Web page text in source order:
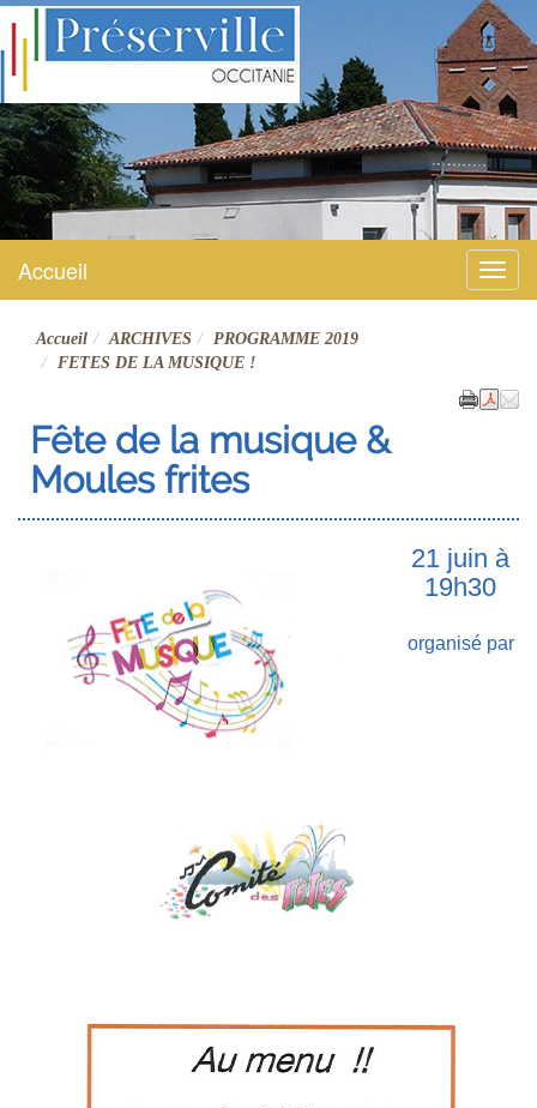
Préserville
Site officiel
Menu
Accueil
Accueil ARCHIVES
PROGRAMME 2019
FETES DE LA MUSIQUE !
Fête de la musique &
Moules frites
21 juin à
19h30
organisé par